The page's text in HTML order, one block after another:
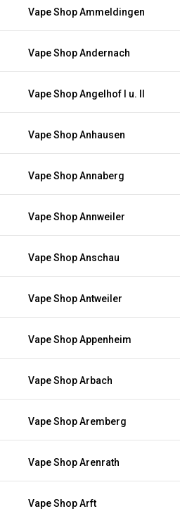
Vape Shop Ammeldingen
Vape Shop Andernach
Vape Shop Angelhof I u. II
Vape Shop Anhausen
Vape Shop Annaberg
Vape Shop Annweiler
Vape Shop Anschau
Vape Shop Antweiler
Vape Shop Appenheim
Vape Shop Arbach
Vape Shop Aremberg
Vape Shop Arenrath
Vape Shop Arft